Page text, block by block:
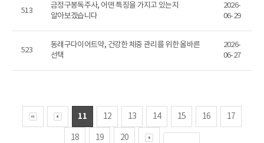
513
금정구봉독주사, 어떤 특징을 가지고 있는지
알아보겠습니다
2026-
06-29
523
동래구다이어트약, 건강한 체중 관리를 위한 올바른
선택
2026-
06-27
11 12 13 14 15 16 17
18 19 20